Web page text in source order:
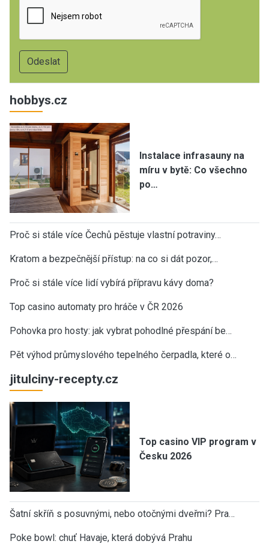
hobbys.cz
Instalace infrasauny na
míru v bytě: Co všechno
po…
Proč si stále více Čechů pěstuje vlastní potraviny…
Kratom a bezpečnější přístup: na co si dát pozor,…
Proč si stále více lidí vybírá přípravu kávy doma?
Top casino automaty pro hráče v ČR 2026
Pohovka pro hosty: jak vybrat pohodlné přespání be…
Pět výhod průmyslového tepelného čerpadla, které o…
jitulciny-recepty.cz
Top casino VIP program v
Česku 2026
Šatní skříň s posuvnými, nebo otočnými dveřmi? Pra…
Poke bowl: chuť Havaje, která dobývá Prahu